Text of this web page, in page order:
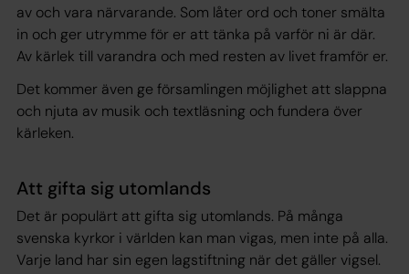
av och vara närvarande. Som låter ord och toner smälta
in och ger utrymme för er att tänka på varför ni är där.
Av kärlek till varandra och med resten av livet framför er.
Det kommer även ge församlingen möjlighet att slappna
och njuta av musik och textläsning och fundera över
kärleken.
Att gifta sig utomlands
Det är populärt att gifta sig utomlands. På många
svenska kyrkor i världen kan man vigas, men inte på alla.
Varje land har sin egen lagstiftning när det gäller vigsel.